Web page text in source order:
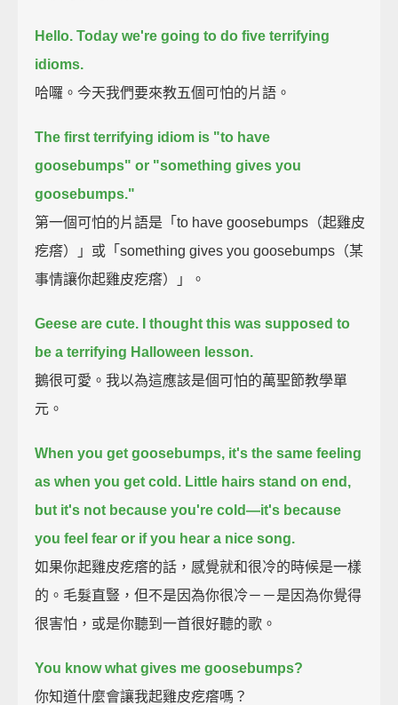
Hello. Today we're going to do five terrifying
idioms.
哈囉。今天我們要來教五個可怕的片語。
The first terrifying idiom is "to have
goosebumps" or "something gives you
goosebumps."
第一個可怕的片語是「to have goosebumps（起雞皮
疙瘩）」或「something gives you goosebumps（某
事情讓你起雞皮疙瘩）」。
Geese are cute.
I thought this was supposed to
be a terrifying Halloween lesson.
鵝很可愛。我以為這應該是個可怕的萬聖節教學單
元。
When you get goosebumps, it's the same feeling
as when you get cold. Little hairs stand on end,
but it's not because you're cold—it's because
you feel fear or if you hear a nice song.
如果你起雞皮疙瘩的話，感覺就和很冷的時候是一樣
的。毛髮直豎，但不是因為你很冷－－是因為你覺得
很害怕，或是你聽到一首很好聽的歌。
You know what gives me goosebumps?
你知道什麼會讓我起雞皮疙瘩嗎？